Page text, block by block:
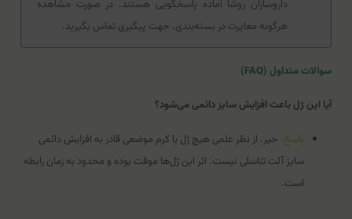
داروسازان روشا آماده پاسخگویی هستند. در صورت مشاهده
هرگونه مغایرت در بسته‌بندی، جهت پیگیری تماس بگیرید.
سوالات متداول (FAQ)
آیا این ژل باعث افزایش سایز دائمی می‌شود؟
پاسخ: خیر. از نظر علمی هیچ ژل یا کرم موضعی قادر به افزایش دائمی
سایز آلت تناسلی نیست. اثر این ژل‌ها موقت بوده و محدود به زمان رابطه
است.